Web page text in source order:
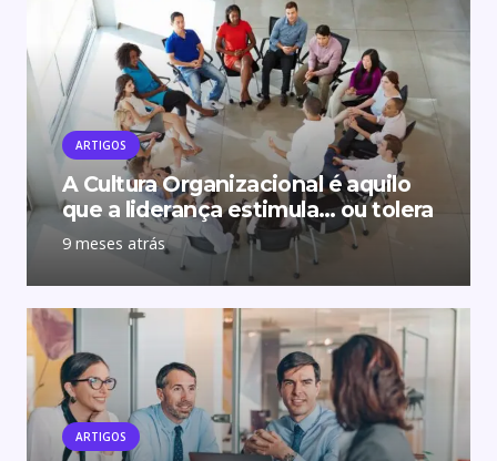
ARTIGOS
A Cultura Organizacional é aquilo
que a liderança estimula… ou tolera
9 meses atrás
ARTIGOS